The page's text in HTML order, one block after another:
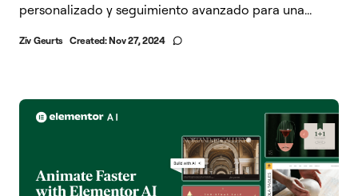
personalizado y seguimiento avanzado para una...
Ziv Geurts Created:Nov 27, 2024